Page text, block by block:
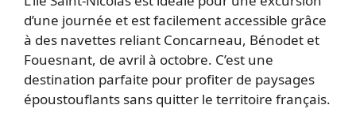
d’une journée et est facilement accessible grâce
à des navettes reliant Concarneau, Bénodet et
Fouesnant, de avril à octobre. C’est une
destination parfaite pour profiter de paysages
époustouflants sans quitter le territoire français.